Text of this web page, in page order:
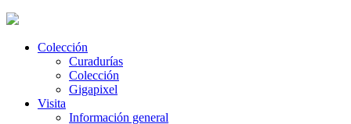
Colección
Curadurías
Colección
Gigapixel
Visita
Información general